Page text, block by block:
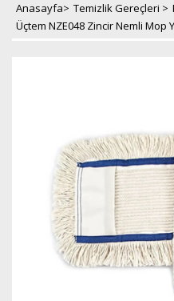
Anasayfa> Temizlik Gereçleri >
Üçtem NZE048 Zincir Nemli Mop